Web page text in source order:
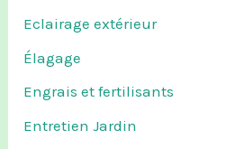
Eclairage extérieur
Élagage
Engrais et fertilisants
Entretien Jardin